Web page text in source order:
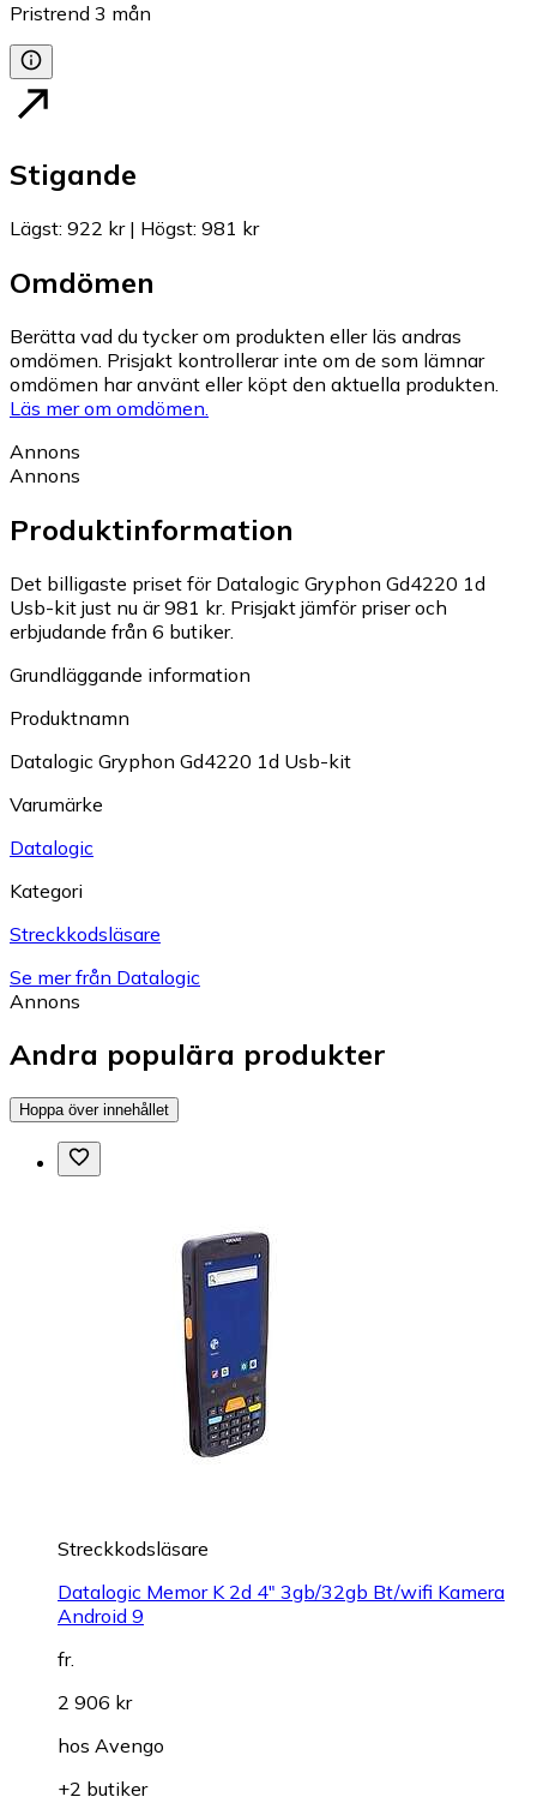
Pristrend 3 mån
Stigande
Lägst: 922 kr| Högst: 981 kr
Omdömen
Berätta vad du tycker om produkten eller läs andras
omdömen. Prisjakt kontrollerar inte om de som lämnar
omdömen har använt eller köpt den aktuella produkten.
Läs mer om omdömen.
Annons
Annons
Produktinformation
Det billigaste priset för Datalogic Gryphon Gd4220 1d
Usb-kit just nu är 981 kr. Prisjakt jämför priser och
erbjudande från 6 butiker.
Grundläggande information
Produktnamn
Datalogic Gryphon Gd4220 1d Usb-kit
Varumärke
Datalogic
Kategori
Streckkodsläsare
Se mer från Datalogic
Annons
Andra populära produkter
Hoppa över innehållet
Streckkodsläsare
Datalogic Memor K 2d 4" 3gb/32gb Bt/wifi Kamera
Android 9
fr.
2 906 kr
hos Avengo
+2 butiker